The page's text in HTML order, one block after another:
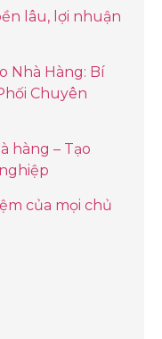
lâu, lợi nhuận
Nhà Hàng: Bí
Chuyên
hàng – Tạo
của mọi chủ